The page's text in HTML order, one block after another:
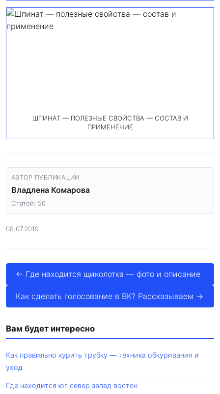
ШПИНАТ — ПОЛЕЗНЫЕ СВОЙСТВА — СОСТАВ И
ПРИМЕНЕНИЕ
АВТОР ПУБЛИКАЦИИ
Владлена Комарова
Статей: 50
08.07.2019
← Где находится щиколотка — фото и описание
Как сделать голосование в ВК? Рассказываем →
Вам будет интересно
Как правильно курить трубку — техника обкуривания и
уход
Где находится юг север запад восток